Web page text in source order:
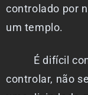
controlado por
um templo.
É difícil
controlar, não